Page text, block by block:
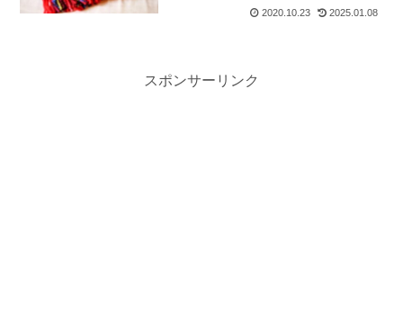
2020.10.23 2025.01.08
スポンサーリンク